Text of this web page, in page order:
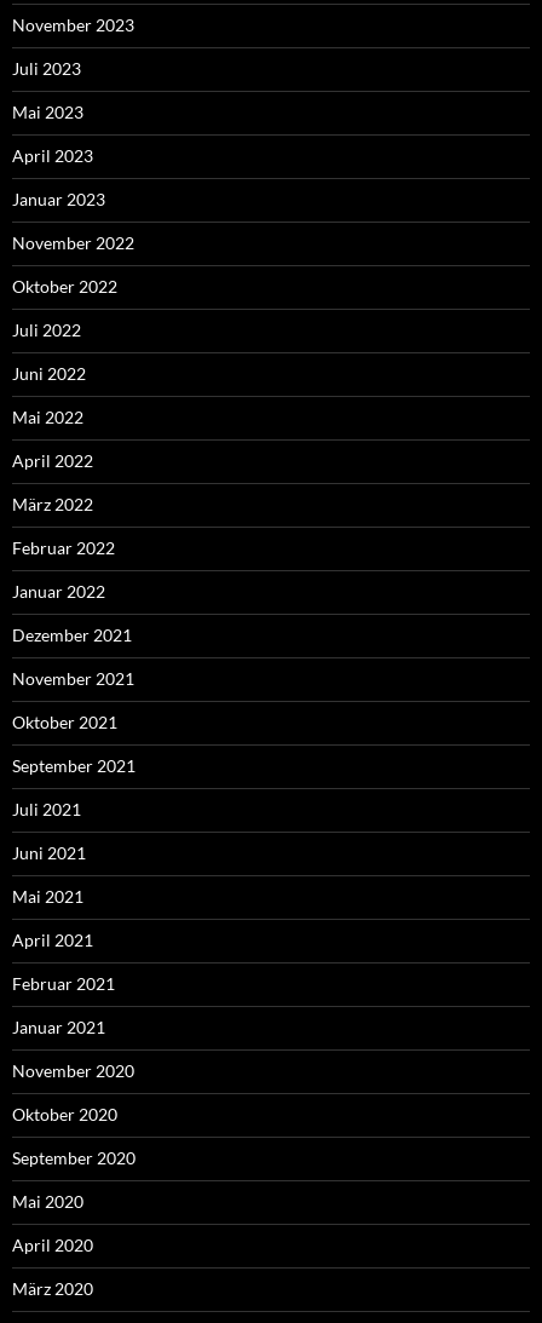
November 2023
Juli 2023
Mai 2023
April 2023
Januar 2023
November 2022
Oktober 2022
Juli 2022
Juni 2022
Mai 2022
April 2022
März 2022
Februar 2022
Januar 2022
Dezember 2021
November 2021
Oktober 2021
September 2021
Juli 2021
Juni 2021
Mai 2021
April 2021
Februar 2021
Januar 2021
November 2020
Oktober 2020
September 2020
Mai 2020
April 2020
März 2020